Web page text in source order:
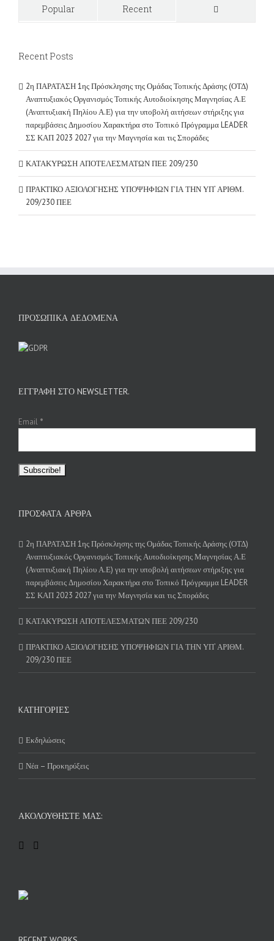
Popular Recent
Recent Posts
2η ΠΑΡΑΤΑΣΗ 1ης Πρόσκλησης της Ομάδας Τοπικής Δράσης (ΟΤΔ)
Αναπτυξιακός Οργανισμός Τοπικής Αυτοδιοίκησης Μαγνησίας Α.Ε
(Αναπτυξιακή Πηλίου Α.Ε) για την υποβολή αιτήσεων στήριξης για
παρεμβάσεις Δημοσίου Χαρακτήρα στο Τοπικό Πρόγραμμα LEADER
ΣΣ ΚΑΠ 2023 2027 για την Μαγνησία και τις Σποράδες
ΚΑΤΑΚΥΡΩΣΗ ΑΠΟΤΕΛΕΣΜΑΤΩΝ ΠΕΕ 209/230
ΠΡΑΚΤΙΚΟ ΑΞΙΟΛΟΓΗΣΗΣ ΥΠΟΨΗΦΙΩΝ ΓΙΑ ΤΗΝ ΥΠ’ ΑΡΙΘΜ.
209/230 ΠΕΕ
ΠΡΟΣΩΠΙΚΆ ΔΕΔΟΜΈΝΑ
ΕΓΓΡΑΦΉ ΣΤΟ NEWSLETTER.
Email *
ΠΡΌΣΦΑΤΑ ΆΡΘΡΑ
2η ΠΑΡΑΤΑΣΗ 1ης Πρόσκλησης της Ομάδας Τοπικής Δράσης (ΟΤΔ)
Αναπτυξιακός Οργανισμός Τοπικής Αυτοδιοίκησης Μαγνησίας Α.Ε
(Αναπτυξιακή Πηλίου Α.Ε) για την υποβολή αιτήσεων στήριξης για
παρεμβάσεις Δημοσίου Χαρακτήρα στο Τοπικό Πρόγραμμα LEADER
ΣΣ ΚΑΠ 2023 2027 για την Μαγνησία και τις Σποράδες
ΚΑΤΑΚΥΡΩΣΗ ΑΠΟΤΕΛΕΣΜΑΤΩΝ ΠΕΕ 209/230
ΠΡΑΚΤΙΚΟ ΑΞΙΟΛΟΓΗΣΗΣ ΥΠΟΨΗΦΙΩΝ ΓΙΑ ΤΗΝ ΥΠ’ ΑΡΙΘΜ.
209/230 ΠΕΕ
KΑΤΗΓΟΡΊΕΣ
Εκδηλώσεις
Νέα – Προκηρύξεις
ΑΚΟΛΟΥΘΉΣΤΕ ΜΑΣ: